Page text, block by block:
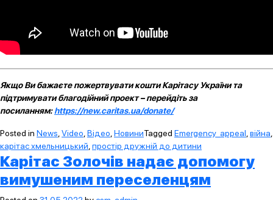
Якщо Ви бажаєте пожертвувати кошти Карітасу України та
підтримувати благодійний проект – перейдіть за
посиланням:https://new.caritas.ua/donate/
Posted in News Video Відео НовиниTagged Emergency_appeal війна
карітас хмельницький простір дружній до дитини
Карітас Золочів надає допомогу
вимушеним переселенцям